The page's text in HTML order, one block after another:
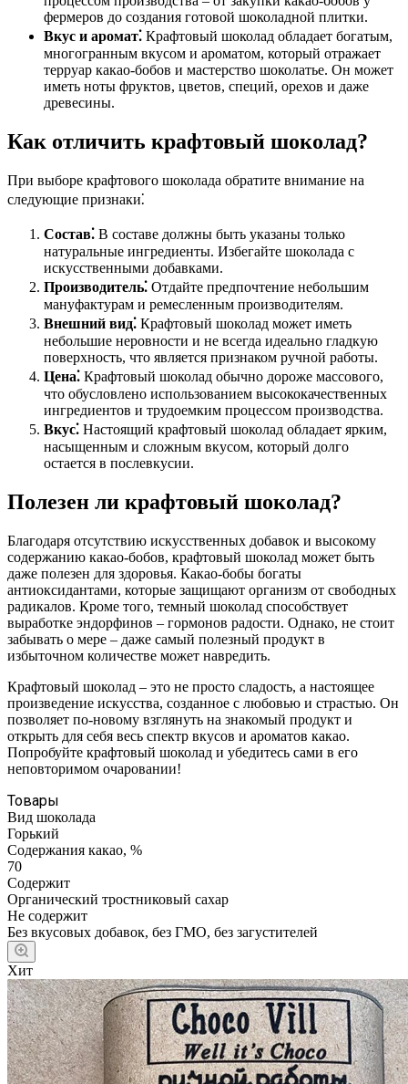
фермеров до создания готовой шоколадной плитки.
Вкус и аромат⁚ Крафтовый шоколад обладает богатым,
многогранным вкусом и ароматом, который отражает
терруар какао-бобов и мастерство шоколатье. Он может
иметь ноты фруктов, цветов, специй, орехов и даже
древесины.
Как отличить крафтовый шоколад?
При выборе крафтового шоколада обратите внимание на
следующие признаки⁚
Состав⁚ В составе должны быть указаны только
натуральные ингредиенты. Избегайте шоколада с
искусственными добавками.
Производитель⁚ Отдайте предпочтение небольшим
мануфактурам и ремесленным производителям.
Внешний вид⁚ Крафтовый шоколад может иметь
небольшие неровности и не всегда идеально гладкую
поверхность, что является признаком ручной работы.
Цена⁚ Крафтовый шоколад обычно дороже массового,
что обусловлено использованием высококачественных
ингредиентов и трудоемким процессом производства.
Вкус⁚ Настоящий крафтовый шоколад обладает ярким,
насыщенным и сложным вкусом, который долго
остается в послевкусии.
Полезен ли крафтовый шоколад?
Благодаря отсутствию искусственных добавок и высокому
содержанию какао-бобов, крафтовый шоколад может быть
даже полезен для здоровья. Какао-бобы богаты
антиоксидантами, которые защищают организм от свободных
радикалов. Кроме того, темный шоколад способствует
выработке эндорфинов – гормонов радости. Однако, не стоит
забывать о мере – даже самый полезный продукт в
избыточном количестве может навредить.
Крафтовый шоколад – это не просто сладость, а настоящее
произведение искусства, созданное с любовью и страстью. Он
позволяет по-новому взглянуть на знакомый продукт и
открыть для себя весь спектр вкусов и ароматов какао.
Попробуйте крафтовый шоколад и убедитесь сами в его
неповторимом очаровании!
Товары
Вид шоколада
Горький
Содержания какао, %
70
Содержит
Органический тростниковый сахар
Не содержит
Без вкусовых добавок, без ГМО, без загустителей
Хит